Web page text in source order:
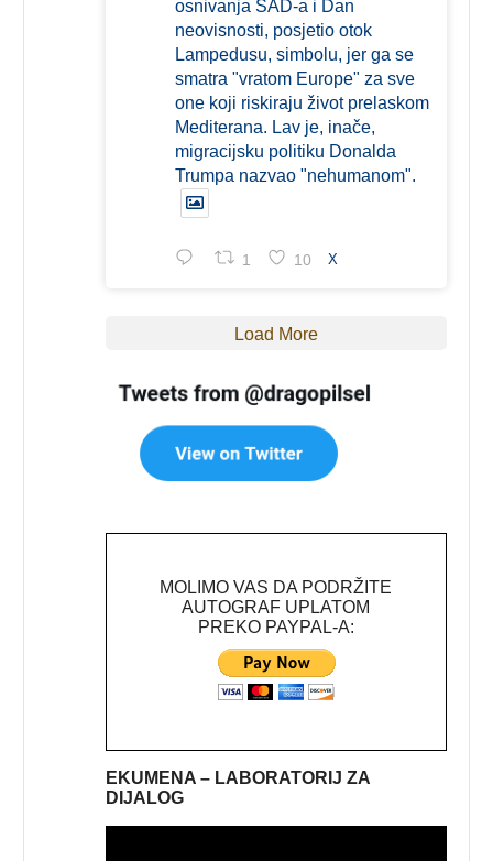
osnivanja SAD-a i Dan
neovisnosti, posjetio otok
Lampedusu, simbolu, jer ga se
smatra "vratom Europe" za sve
one koji riskiraju život prelaskom
Mediterana. Lav je, inače,
migracijsku politiku Donalda
Trumpa nazvao "nehumanom".
1 10 X
Load More
MOLIMO VAS DA PODRŽITE
AUTOGRAF UPLATOM
PREKO PAYPAL-A:
EKUMENA – LABORATORIJ ZA
DIJALOG